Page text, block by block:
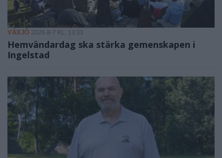
VÄXJÖ 2026-8-7 KL. 13:33
Hemvändardag ska stärka gemenskapen i
Ingelstad